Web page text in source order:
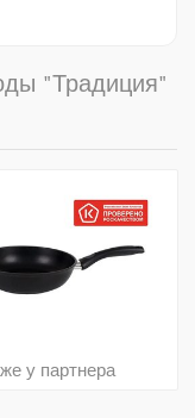
"Традиция"
у партнера